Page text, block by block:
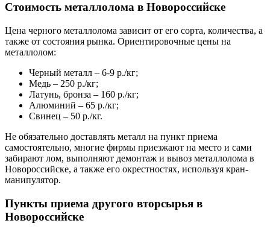
Стоимость металлолома в Новороссийске
Цена черного металлолома зависит от его сорта, количества, а
также от состояния рынка. Ориентировочные цены на
металлолом:
Черный металл – 6-9 р./кг;
Медь – 250 р./кг;
Латунь, бронза – 160 р./кг;
Алюминий – 65 р./кг;
Свинец – 50 р./кг.
Не обязательно доставлять металл на пункт приема
самостоятельно, многие фирмы приезжают на место и сами
забирают лом, выполняют демонтаж и вывоз металлолома в
Новороссийске, а также его окрестностях, используя кран-
манипулятор.
Пункты приема другого вторсырья в
Новороссийске